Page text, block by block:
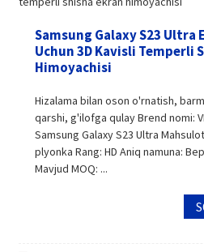
Samsung Galaxy S23 Ultra
Uchun 3D Kavisli Temperli
Himoyachisi
Hizalama bilan oson o'rnatish,
qarshi, g'ilofga qulay Brend nomi:
Samsung Galaxy S23 Ultra
plyonka Rang: HD Aniq namuna:
Mavjud MOQ: ...